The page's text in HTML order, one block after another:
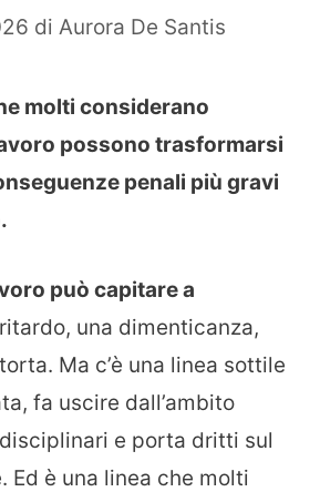
di Aurora De Santis
molti considerano
possono trasformarsi
penali più gravi
può capitare a
una dimenticanza,
Ma c’è una linea sottile
fa uscire dall’ambito
e porta dritti sul
Ed è una linea che molti